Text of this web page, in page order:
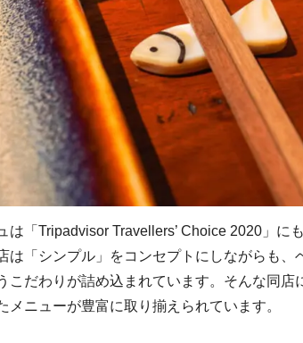
は「Tripadvisor Travellers’ Choice 2020」
は「シンプル」をコンセプトにしながらも
こだわりが詰め込まれています。そんな同
メニューが豊富に取り揃えられています。